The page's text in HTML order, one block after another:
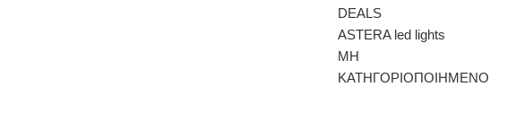
DEALS
ASTERA led lights
ΜΗ
ΚΑΤΗΓΟΡΙΟΠΟΙΗΜΕΝΟ